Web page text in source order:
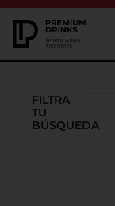
FILTRA
TU
BÚSQUEDA